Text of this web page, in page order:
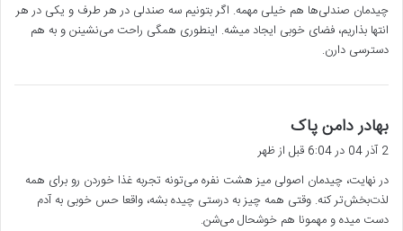
:
چیدمان صندلی‌ها هم خیلی مهمه. اگر بتونیم سه صندلی در هر طرف و یکی در هر
انتها بذاریم، فضای خوبی ایجاد میشه. اینطوری همگی راحت می‌نشینن و به هم
دسترسی دارن.
بهادر دامن پاک
ت
:
2 آذر 04 در 6:04 قبل از ظهر
در نهایت، چیدمان اصولی میز هشت نفره می‌تونه تجربه غذا خوردن رو برای همه
لذت‌بخش‌تر کنه. وقتی همه چیز به درستی چیده بشه، واقعا حس خوبی به آدم
دست میده و مهمونا هم خوشحال می‌شن.